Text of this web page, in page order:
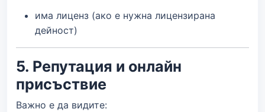
има лиценз (ако е нужна лицензирана
дейност)
5. Репутация и онлайн
присъствие
Важно е да видите: